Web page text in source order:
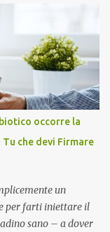
occorre la
che devi Firmare
un
per farti iniettare il
sano – a dover